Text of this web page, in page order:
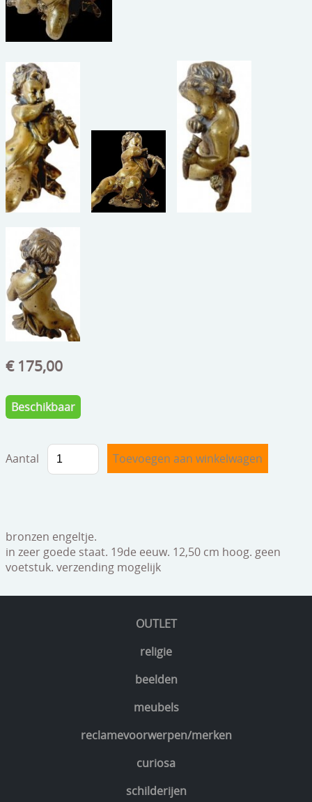
porselein/aardewerk
medailles/munten/bankbiljetten
ets/tekening/litho/gravure
glaswerk
lamp/luchter
speelgoed
klokken
spiegels
tapijten
boeken
OUTLET
religie
beelden
meubels
reclamevoorwerpen/merken
curiosa
schilderijen
€ 175,00
Beschikbaar
Aantal
bronzen engeltje.
in zeer goede staat. 19de eeuw. 12,50 cm hoog. geen
voetstuk. verzending mogelijk